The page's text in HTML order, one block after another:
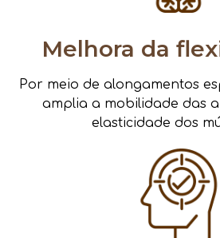
Melhora da
Por meio de alongamentos
amplia a mobilidade das
elasticidade dos